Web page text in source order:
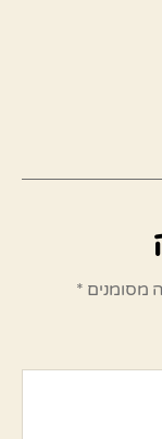
מסומנים *